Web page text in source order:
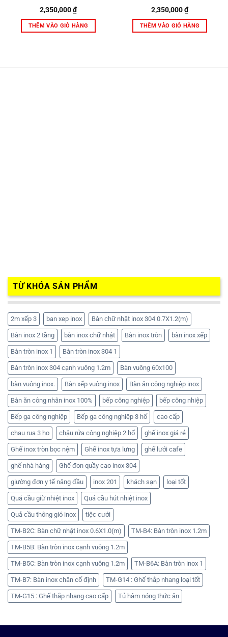
2,350,000₫
THÊM VÀO GIỎ HÀNG
2,350,000₫
THÊM VÀO GIỎ HÀNG
TỪ KHÓA SẢN PHẨM
2m xếp 3 ban xep inox Bàn chữ nhật inox 304 0.7X1.2(m)
Bàn inox 2 tầng bàn inox chữ nhật Bàn inox tròn bàn inox xếp
Bàn tròn inox 1 Bàn tròn inox 304 1
Bàn tròn inox 304 cạnh vuông 1.2m Bàn vuông 60x100
bàn vuông inox. Bàn xếp vuông inox Bàn ăn công nghiệp inox
Bàn ăn công nhân inox 100% bếp công nghiệp bếp công nhiệp
Bếp ga công nghiệp Bếp ga công nghiệp 3 hố cao cấp
chau rua 3 ho chậu rửa công nghiệp 2 hố ghế inox giá rẻ
Ghế inox tròn bọc nệm Ghế inox tựa lưng ghế lưới cafe
ghế nhà hàng Ghế đon quầy cao inox 304
giường đơn y tế nâng đầu inox 201 khách sạn loại tốt
Quả cầu giữ nhiệt inox Quả cầu hút nhiệt inox
Quả cầu thông gió inox tiệc cưới
TM-B2C: Bàn chữ nhật inox 0.6X1.0(m) TM-B4: Bàn tròn inox 1.2m
TM-B5B: Bàn tròn inox cạnh vuông 1.2m
TM-B5C: Bàn tròn inox cạnh vuông 1.2m TM-B6A: Bàn tròn inox 1
TM-B7: Bàn inox chân cố định TM-G14 : Ghế thắp nhang loại tốt
TM-G15 : Ghế thắp nhang cao cấp Tủ hâm nóng thức ăn